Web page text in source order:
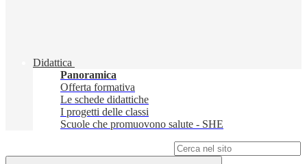
Didattica
Panoramica
Offerta formativa
Le schede didattiche
I progetti delle classi
Scuole che promuovono salute - SHE